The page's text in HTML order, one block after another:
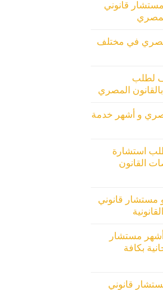
قانوني
في مختلف
لطلب
المصري
و أشهر خدمة
استشارة
القانون
مستشار قانوني
مستشار
بكافة
قانوني